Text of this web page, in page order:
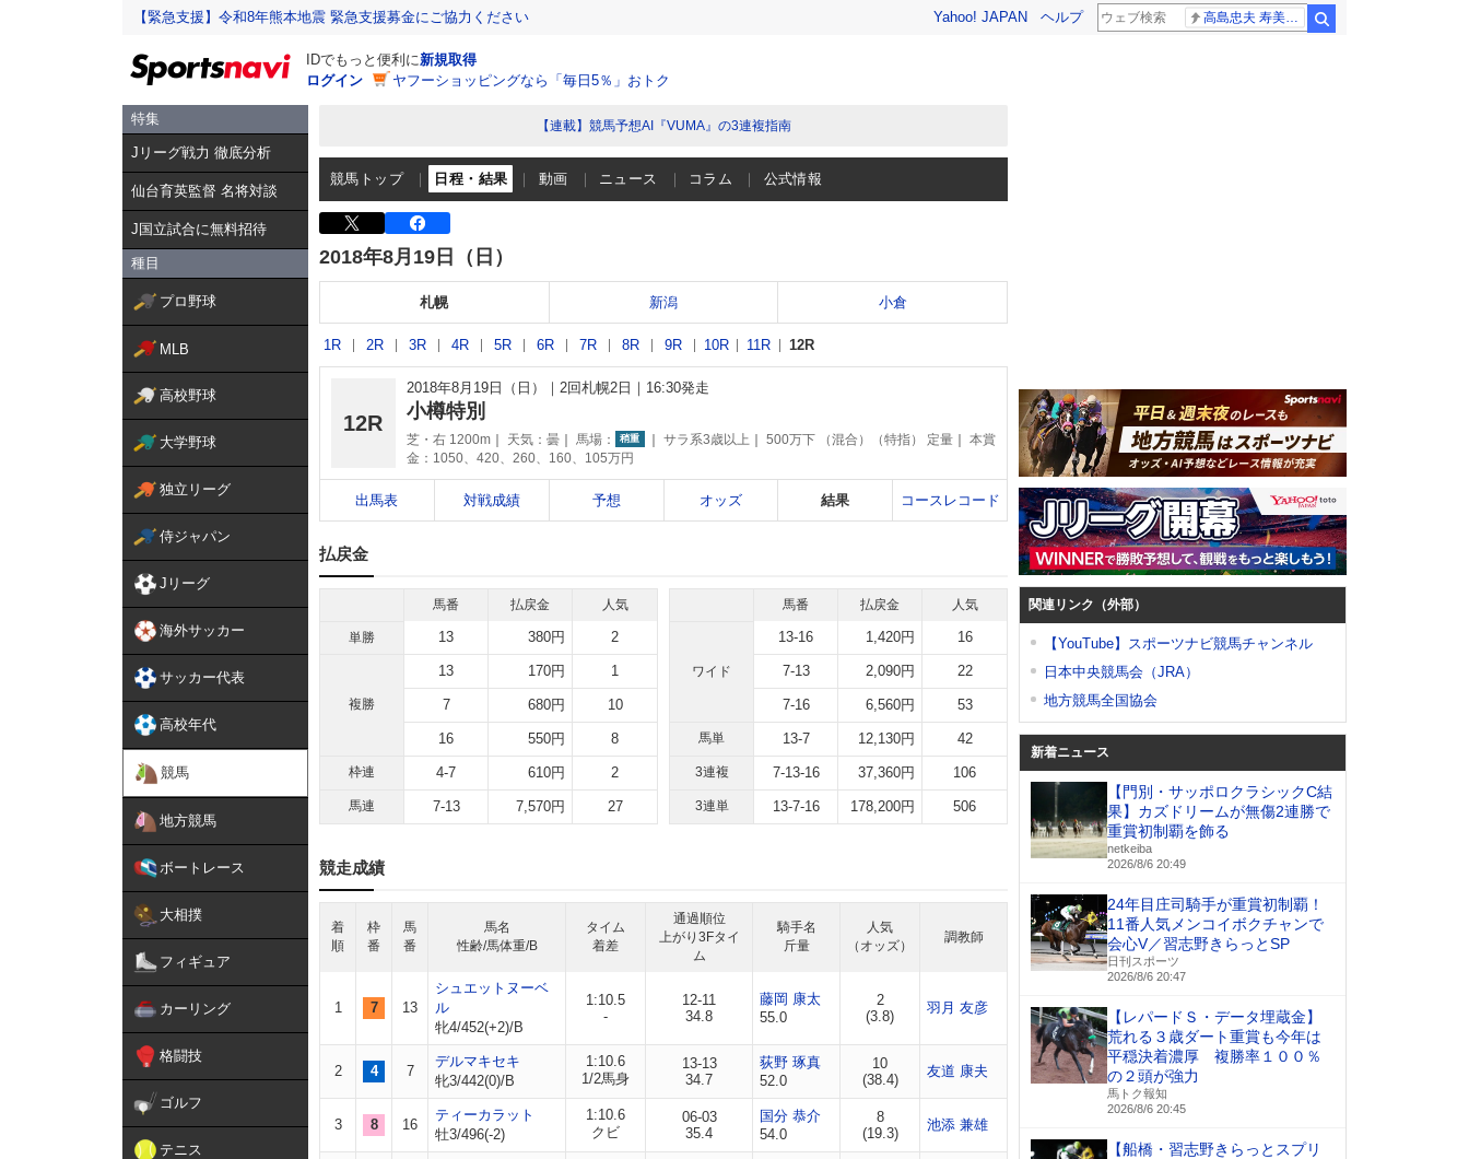
【緊急支援】令和8年熊本地震 緊急支援募金にご協力ください Yahoo! JAPAN ヘルプ
IDでもっと便利に新規取得
ログイン
ヤフーショッピングなら「毎日5％」おトク
特集
Jリーグ戦力 徹底分析
仙台育英監督 名将対談
J国立試合に無料招待
種目
プロ野球
MLB
高校野球
大学野球
独立リーグ
侍ジャパン
Jリーグ
海外サッカー
サッカー代表
高校年代
競馬
地方競馬
ボートレース
大相撲
フィギュア
カーリング
格闘技
ゴルフ
テニス
【連載】競馬予想AI『VUMA』の3連複指南
競馬トップ 日程・結果 動画 ニュース コラム 公式情報
2018年8月19日（日）
札幌 新潟 小倉
1R 2R 3R 4R 5R 6R 7R 8R 9R 10R 11R 12R
12R
2018年8月19日（日） 2回札幌2日 16:30発走
小樽特別
芝・右 1200m 天気： 曇 馬場： 稍重 サラ系3歳以上 500万下 （混合）（特指） 定量
本賞
金：1050、420、260、160、105万円
出馬表 対戦成績 予想 オッズ 結果 コースレコード
払戻金
馬番 払戻金 人気
単勝 13 380円 2
複勝
13 170円 1
7 680円 10
16 550円 8
枠連 4-7 610円 2
馬連 7-13 7,570円 27
馬番 払戻金 人気
ワイド
13-16 1,420円 16
7-13 2,090円 22
7-16 6,560円 53
馬単 13-7 12,130円 42
3連複 7-13-16 37,360円 106
3連単 13-7-16 178,200円 506
競走成績
着
順
枠
番
馬
番
馬名
性齢/馬体重/B
タイム
着差
通過順位
上がり3Fタイ
ム
騎手名
斤量
人気
（オッズ）
調教師
1 7 13
シュエットヌーベ
ル
牝4/452(+2)/B
1:10.5
-
12-11
34.8
藤岡 康太
55.0
2
(3.8)
羽月 友彦
2 4 7
デルマキセキ
牝3/442(0)/B
1:10.6
1/2馬身
13-13
34.7
荻野 琢真
52.0
10
(38.4)
友道 康夫
3 8 16
ティーカラット
牡3/496(-2)
1:10.6
クビ
06-03
35.4
国分 恭介
54.0
8
(19.3)
池添 兼雄
関連リンク（外部）
【YouTube】スポーツナビ競馬チャンネル
日本中央競馬会（JRA）
地方競馬全国協会
新着ニュース
【門別・サッポロクラシックC結
果】カズドリームが無傷2連勝で
重賞初制覇を飾る
netkeiba
2026/8/6 20:49
24年目庄司騎手が重賞初制覇！
11番人気メンコイボクチャンで
会心V／習志野きらっとSP
日刊スポーツ
2026/8/6 20:47
【レパードＳ・データ埋蔵金】
荒れる３歳ダート重賞も今年は
平穏決着濃厚 複勝率１００％
の２頭が強力
馬トク報知
2026/8/6 20:45
【船橋・習志野きらっとスプリ